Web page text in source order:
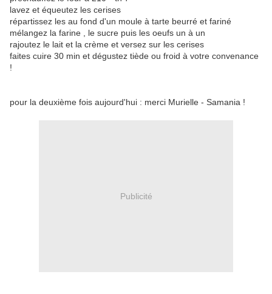
lavez et équeutez les cerises
répartissez les au fond d'un moule à tarte beurré et fariné
mélangez la farine , le sucre puis les oeufs un à un
rajoutez le lait et la crème et versez sur les cerises
faites cuire 30 min et dégustez tiède ou froid à votre convenance
!
pour la deuxième fois aujourd'hui : merci Murielle - Samania !
Publicité